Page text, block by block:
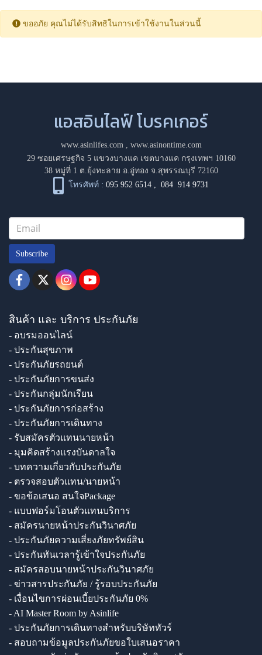
ขออภัย คุณไม่ได้รับสิทธิในการเข้าใช้งานในส่วนนี้
แอสอินไลฟ์ โบรคเกอร์
www.asinlifes.com, www.asinontime.com
29 ซอยเศรษฐกิจ 5 แขวงบางแค เขตบางแค กรุงเทพฯ 10160
38 หมู่ที่ 1 ต.ยุ้งทะลาย อ.อู่ทอง จ.สุพรรณบุรี 72160
โทรศัพท์ : 095 952 6514 ,084 914 9731
Subscribe
สินค้า และ บริการ ประกันภัย
- อบรมออนไลน์
- ประกันสุขภาพ
- ประกันภัยรถยนต์
- ประกันภัยการขนส่ง
- ประกันกลุ่มนักเรียน
- ประกันภัยการก่อสร้าง
- ประกันภัยการเดินทาง
- รับสมัครตัวแทนนายหน้า
- มุมคิดสร้างแรงบันดาลใจ
- บทความเกี่ยวกับประกันภัย
- ตรวจสอบตัวแทน/นายหน้า
- ขอข้อเสนอ สนใจPackage
- แบบฟอร์มโอนตัวแทนบริการ
- สมัครนายหน้าประกันวินาศภัย
- ประกันภัยความเสี่ยงภัยทรัพย์สิน
- ประกันทันเวลารู้เข้าใจประกันภัย
- สมัครสอบนายหน้าประกันวินาศภัย
- ข่าวสารประกันภัย / รู้รอบประกันภัย
- เงื่อนไขการผ่อนเบี้ยประกันภัย 0%
- AI Master Room by Asinlife
- ประกันภัยการเดินทางสำหรับบริษัททัวร์
- สอบถามข้อมูลประกันภัยขอใบเสนอราคา